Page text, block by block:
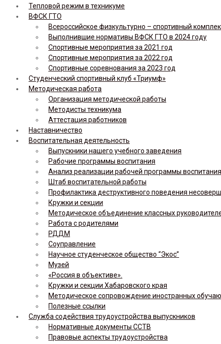
Тепловой режим в техникуме
ВФСК ГТО
Всероссийское физкультурно – спортивный
Выполнившие нормативы ВФСК ГТО в 2024 году
Спортивные мероприятия за 2021 год
Спортивные мероприятия за 2022 год
Спортивные соревнования за 2023 год
Студенческий спортивный клуб «Триумф»
Методическая работа
Организация методической работы
Методисты техникума
Аттестация работников
Наставничество
Воспитательная деятельность
Выпускники нашего учебного заведения
Рабочие программы воспитания
Анализ реализации рабочей программы
Штаб воспитательной работы
Профилактика деструктивного поведения
Кружки и секции
Методическое объединение классных
Работа с родителями
РДДМ
Соуправление
Научное студенческое общество “Экос”
Музей
«Россия в объективе».
Кружки и секции Хабаровского края
Методическое сопровождение иностранных
Полезные ссылки
Служба содействия трудоустройства выпускников
Нормативные документы ССТВ
Правовые аспекты трудоустройства